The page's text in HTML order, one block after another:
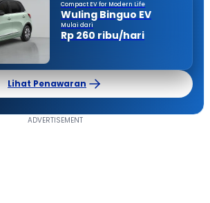
Compact EV for Modern Life
Wuling Binguo EV
Mulai dari
Rp 260 ribu/hari
Lihat Penawaran